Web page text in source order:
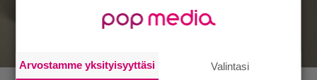
Arvostamme yksityisyyttäsi Valintasi